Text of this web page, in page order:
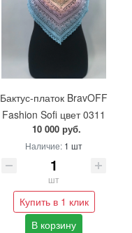
Бактус-платок BravOFF
Fashion Sofi цвет 0311
10 000 руб.
Наличие: 1 шт
шт
Купить в 1 клик
В корзину